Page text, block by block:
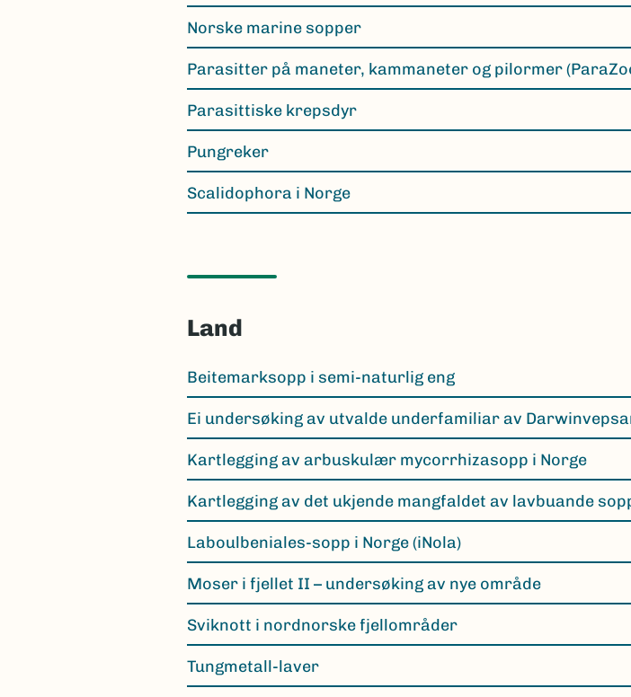
Norske marine sopper
Parasitter på maneter, kammaneter og pilormer
Parasittiske krepsdyr
Pungreker
Scalidophora i Norge
Land
Beitemarksopp i semi-naturlig eng
Ei undersøking av utvalde underfamiliar av
Kartlegging av arbuskulær mycorrhizasopp i Norge
Kartlegging av det ukjende mangfaldet av lavbuande
Laboulbeniales-sopp i Norge (iNola)
Moser i fjellet II – undersøking av nye område
Sviknott i nordnorske fjellområder
Tungmetall-laver